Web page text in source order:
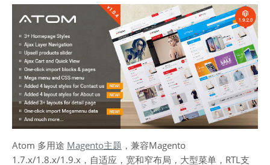
Atom 多用途 Magento主题 ，兼容Magento
1.7.x/1.8.x/1.9.x，自适应，宽和窄布局，大型菜单，RTL支